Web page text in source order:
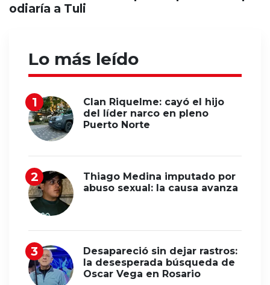
odiaría a Tuli
Lo más leído
Clan Riquelme: cayó el hijo
del líder narco en pleno
Puerto Norte
Thiago Medina imputado por
abuso sexual: la causa avanza
Desapareció sin dejar rastros:
la desesperada búsqueda de
Oscar Vega en Rosario